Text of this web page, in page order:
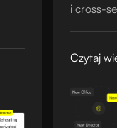
i cross-
Czytaj